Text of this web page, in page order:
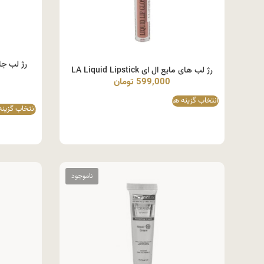
رژ لب های مایع ال ای LA Liquid Lipstick
599,000 تومان
انتخاب گزینه ها
انتخاب